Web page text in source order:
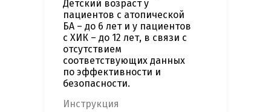
Детский возраст у
пациентов с атопической
БА – до 6 лет и у пациентов
с ХИК – до 12 лет, в связи с
отсутствием
соответствующих данных
по эффективности и
безопасности.
Инструкция